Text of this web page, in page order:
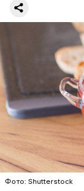
Фото: Shutterstock
Баклажаны
ПРАВОСЛАВИЕ